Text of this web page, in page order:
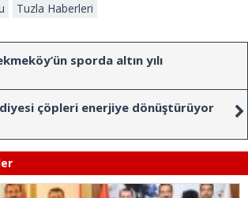
Tuzla Haberleri
sporda altın yılı
çöpleri enerjiye dönüştürüyor